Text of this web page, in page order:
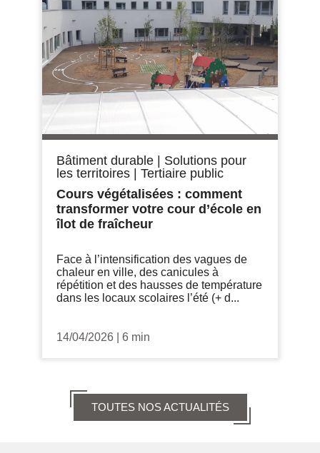
Bâtiment durable
Solutions pour
les territoires
Tertiaire public
Cours végétalisées : comment
transformer votre cour d’école en
îlot de fraîcheur
Face à l’intensification des vagues de
chaleur en ville, des canicules à
répétition et des hausses de température
dans les locaux scolaires l’été (+ d...
14/04/2026 6 min
TOUTES NOS ACTUALITÉS